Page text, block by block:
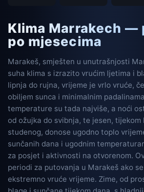
Klima Marrakech —
po mjesecima
Marakeš, smješten u unutrašnjosti
suha klima s izrazito vrućim ljetima i
lipnja do rujna, vrijeme je vrlo vruće,
obiljem sunca i minimalnim
temperature su tada najviše, a noći
od ožujka do svibnja, te jesen, tijekom
studenog, donose ugodno toplo
sunčanih dana i ugodnim
za posjet i aktivnosti na otvorenom.
periodi za putovanja u Marakeš ako
ekstremno vruće vrijeme. Zime, od